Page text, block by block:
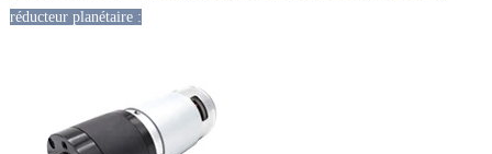
réducteur planétaire :